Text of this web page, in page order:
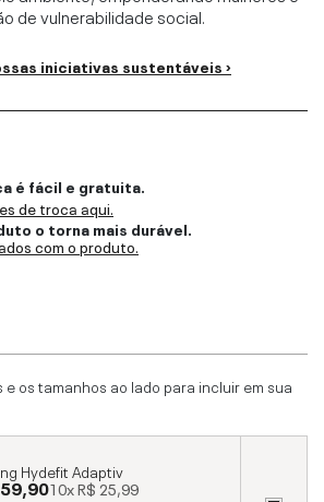
de vulnerabilidade social.
iniciativas sustentáveis ›
é fácil e gratuita.
de troca aqui.
o torna mais durável.
com o produto.
os tamanhos ao lado para incluir em sua
Hydefit Adaptiv
10xR$ 25,99